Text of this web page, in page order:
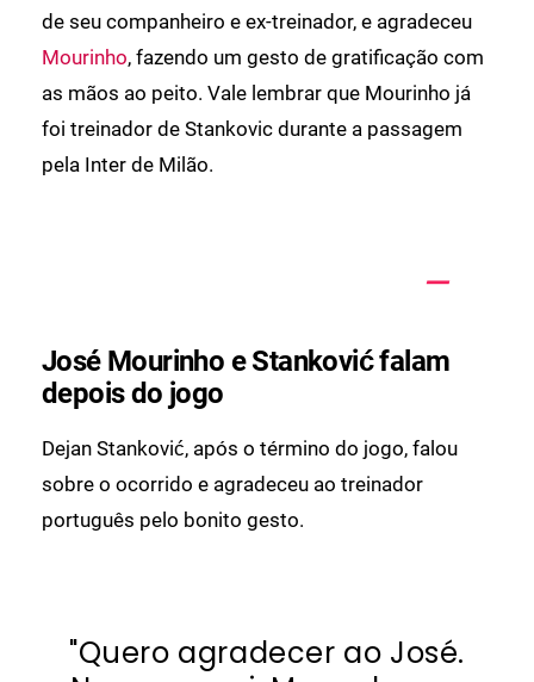
de seu companheiro e ex-treinador, e agradeceu
Mourinho, fazendo um gesto de gratificação com
as mãos ao peito. Vale lembrar que Mourinho já
foi treinador de Stankovic durante a passagem
pela Inter de Milão.
José Mourinho e Stanković falam
depois do jogo
Dejan Stanković, após o término do jogo, falou
sobre o ocorrido e agradeceu ao treinador
português pelo bonito gesto.
"Quero agradecer ao José.